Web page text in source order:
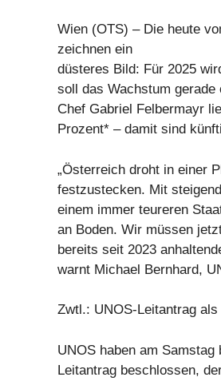
Wien (OTS) – Die heute
zeichnen ein
düsteres Bild: Für 2025
soll das Wachstum
Chef Gabriel Felbermayr
Prozent* – damit sind
„Österreich droht in einer
festzustecken. Mit
einem immer teureren
an Boden. Wir müssen
bereits seit 2023
warnt Michael Bernhard,
Zwtl.: UNOS-Leitantrag
UNOS haben am
Leitantrag beschlossen,